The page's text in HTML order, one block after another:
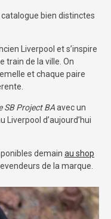
bien distinctes
Liverpool et s’inspire
train de la ville. On
et chaque paire
SB Project BAavec un
d’aujourd’hui
demain au shop
de la marque.